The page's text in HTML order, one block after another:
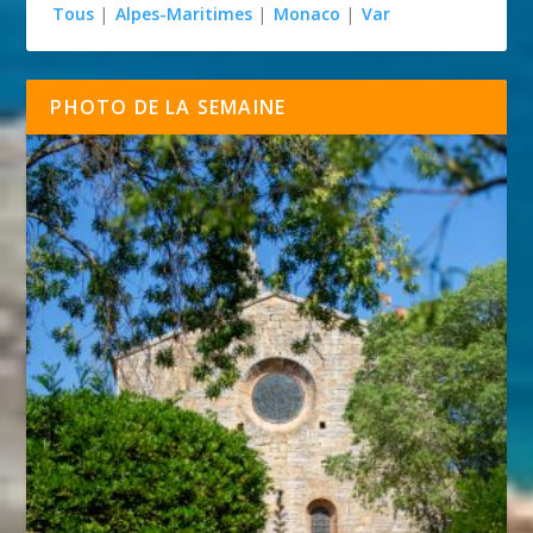
Tous | Alpes-Maritimes | Monaco | Var
PHOTO DE LA SEMAINE